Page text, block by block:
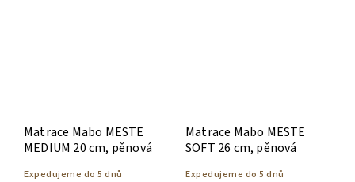
Matrace Mabo MESTE
MEDIUM 20 cm, pěnová
Expedujeme do 5 dnů
Matrace Mabo MESTE
SOFT 26 cm, pěnová
Expedujeme do 5 dnů